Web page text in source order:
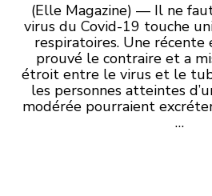
(Elle Magazine) — Il ne
virus du Covid-19 touche
respiratoires. Une récente
prouvé le contraire et a
étroit entre le virus et le
les personnes atteintes
modérée pourraient
…